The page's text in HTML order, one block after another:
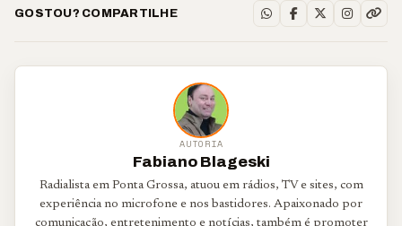
GOSTOU? COMPARTILHE
AUTORIA
Fabiano Blageski
Radialista em Ponta Grossa, atuou em rádios, TV e sites, com
experiência no microfone e nos bastidores. Apaixonado por
comunicação, entretenimento e notícias, também é promoter